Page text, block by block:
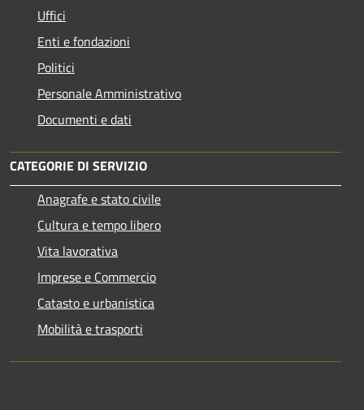
Uffici
Enti e fondazioni
Politici
Personale Amministrativo
Documenti e dati
CATEGORIE DI SERVIZIO
Anagrafe e stato civile
Cultura e tempo libero
Vita lavorativa
Imprese e Commercio
Catasto e urbanistica
Mobilità e trasporti